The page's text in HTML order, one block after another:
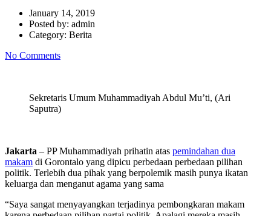
January 14, 2019
Posted by: admin
Category: Berita
No Comments
Sekretaris Umum Muhammadiyah Abdul Mu’ti, (Ari
Saputra)
Jakarta – PP Muhammadiyah prihatin atas pemindahan dua
makam di Gorontalo yang dipicu perbedaan perbedaan pilihan
politik. Terlebih dua pihak yang berpolemik masih punya ikatan
keluarga dan menganut agama yang sama
“Saya sangat menyayangkan terjadinya pembongkaran makam